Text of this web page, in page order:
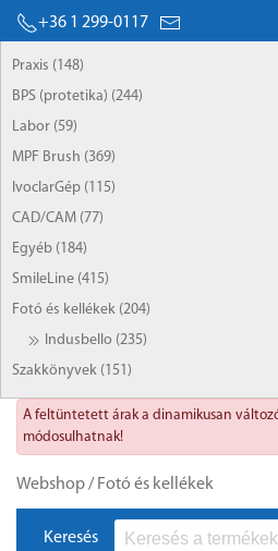
+36 1 299-0117
Praxis (148)
BPS (protetika) (244)
Labor (59)
MPF Brush (369)
IvoclarGép (115)
CAD/CAM (77)
Egyéb (184)
SmileLine (415)
Fotó és kellékek (204)
Indusbello (235)
Szakkönyvek (151)
A feltüntetett árak a dinamikusan
módosulhatnak!
Webshop/ Fotó és kellékek
Keresés